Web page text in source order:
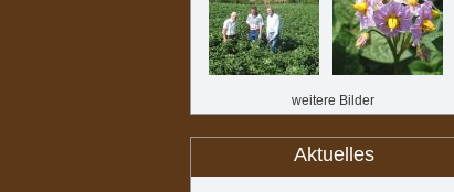
weitere Bilder
Aktuelles